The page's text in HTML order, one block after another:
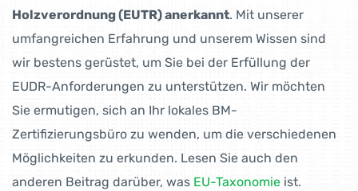
Holzverordnung (EUTR) anerkannt. Mit unserer
umfangreichen Erfahrung und unserem Wissen sind
wir bestens gerüstet, um Sie bei der Erfüllung der
EUDR-Anforderungen zu unterstützen. Wir möchten
Sie ermutigen, sich an Ihr lokales BM-
Zertifizierungsbüro zu wenden, um die verschiedenen
Möglichkeiten zu erkunden. Lesen Sie auch den
anderen Beitrag darüber, was EU-Taxonomie ist.